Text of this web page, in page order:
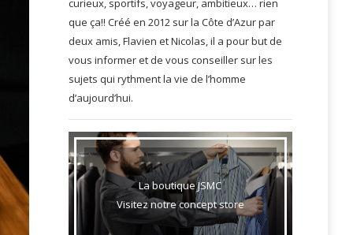
curieux, sportifs, voyageur, ambitieux… rien
que ça!! Créé en 2012 sur la Côte d’Azur par
deux amis, Flavien et Nicolas, il a pour but de
vous informer et de vous conseiller sur les
sujets qui rythment la vie de l’homme
d’aujourd’hui.
La boutique JSMC
Visitez notre concept store